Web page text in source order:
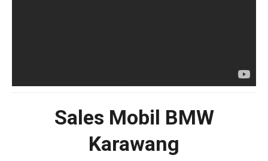
Sales Mobil BMW
Karawang